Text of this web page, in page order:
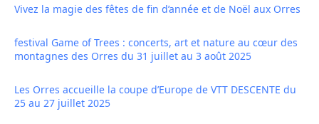
Vivez la magie des fêtes de fin d’année et de Noël aux Orres
festival Game of Trees : concerts, art et nature au cœur des
montagnes des Orres du 31 juillet au 3 août 2025
Les Orres accueille la coupe d’Europe de VTT DESCENTE du
25 au 27 juillet 2025